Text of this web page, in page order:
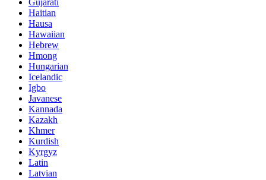
Gujarati
Haitian
Hausa
Hawaiian
Hebrew
Hmong
Hungarian
Icelandic
Igbo
Javanese
Kannada
Kazakh
Khmer
Kurdish
Kyrgyz
Latin
Latvian